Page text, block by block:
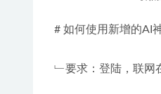
# 如何使用新增的AI
﹂要求：登陆，联网